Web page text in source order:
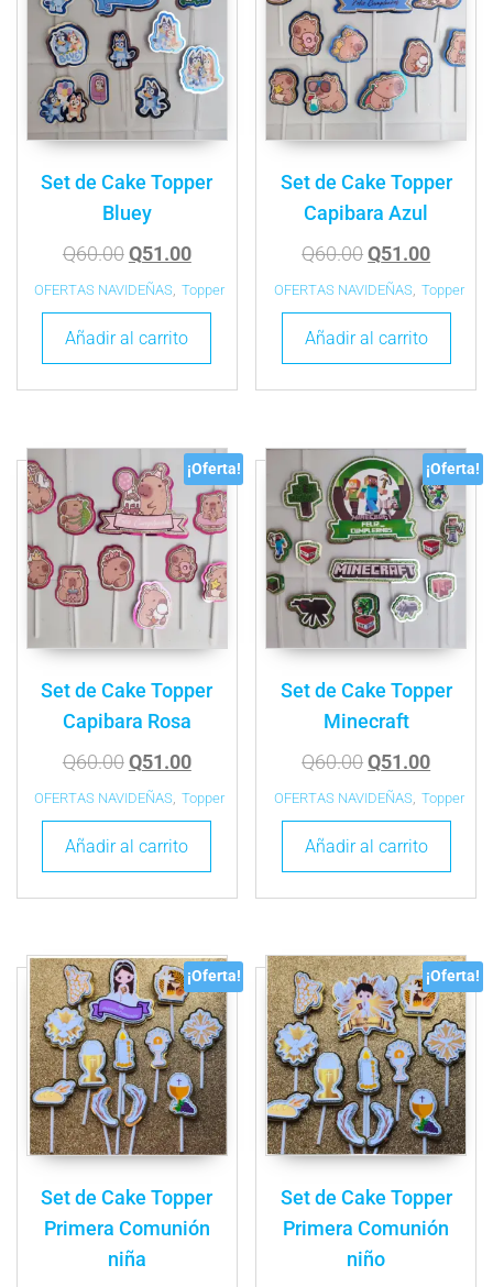
Set de Cake Topper
Bluey
Q60.00Q51.00
OFERTAS NAVIDEÑAS, Topper
Añadir al carrito
Set de Cake Topper
Capibara Azul
Q60.00Q51.00
OFERTAS NAVIDEÑAS, Topper
Añadir al carrito
¡Oferta!
Set de Cake Topper
Capibara Rosa
Q60.00Q51.00
OFERTAS NAVIDEÑAS Topper
Añadir al carrito
¡Oferta!
Set de Cake Topper
Minecraft
Q60.00Q51.00
OFERTAS NAVIDEÑAS Topper
Añadir al carrito
¡Oferta!
Set de Cake Topper
Primera Comunión
niña
¡Oferta!
Set de Cake Topper
Primera Comunión
niño